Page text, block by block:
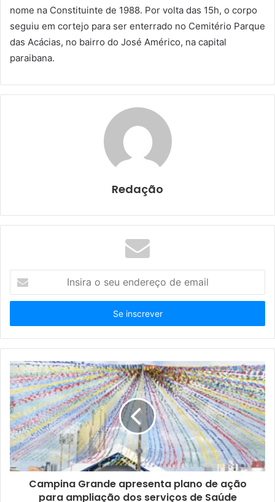
nome na Constituinte de 1988. Por volta das 15h, o corpo
seguiu em cortejo para ser enterrado no Cemitério Parque
das Acácias, no bairro do José Américo, na capital
paraibana.
Redação
s
r
a
s
e
u
e
n
d
e
r
e
Campina Grande apresenta plano de ação
para ampliação dos serviços de Saúde